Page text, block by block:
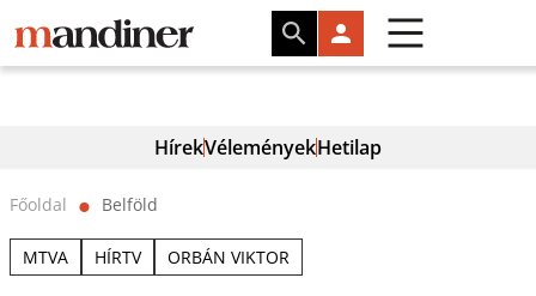
HírekVéleményekHetilap
Főoldal ⬤ Belföld
MTVA HÍRTV ORBÁN VIKTOR